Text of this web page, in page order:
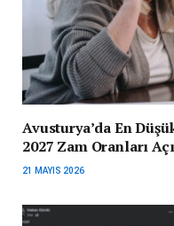
Avusturya’da En
2027 Zam Oranları
21 MAYIS 2026